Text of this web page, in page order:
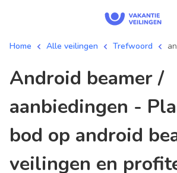
Home Alle veilingen Trefwoord
android beamer /
aanbiedingen -
bod op android
veilingen en